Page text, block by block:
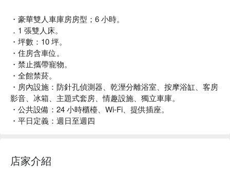
・豪華雙人車庫房房型；6 小時。
．1 張雙人床。
・坪數：10 坪。
・住房含車位。
・禁止攜帶寵物。
・全館禁菸。
・房內設施：防針孔偵測器、乾溼分離浴室、按摩浴缸、客房
影音、冰箱、主題式套房、情趣設施、獨立車庫。
・公共設備：24 小時櫃檯、Wi-Fi、提供插座。
・平日定義：週日至週四
店家介紹